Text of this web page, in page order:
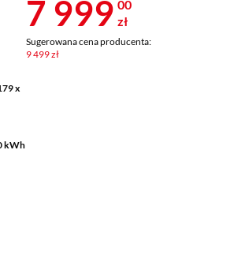
x
kWh
Cena 7 999 zł
7 999 00
zł
Sugerowana cena producenta:
9 499 zł